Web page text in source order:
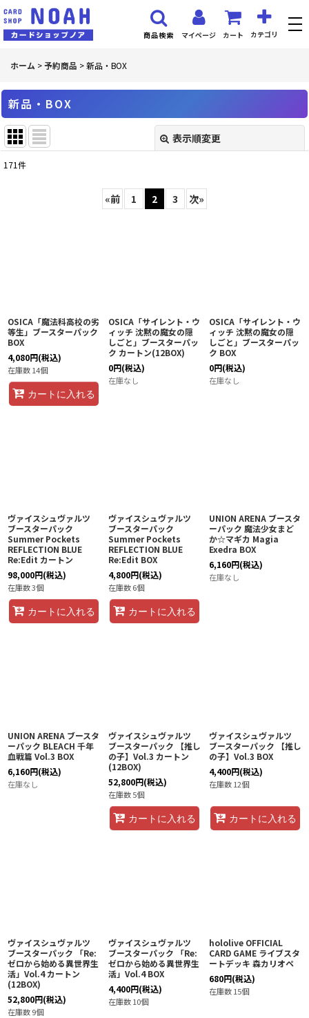
マイページ カート カテゴリ
商品検索
ホーム >予約商品 >新品・BOX
新品・BOX
表示順変更
171件
«前 1 2 3 次»
OSICA「魔法科高校の劣
等生」ブースターパック
BOX
4,080円(税込)
在庫数 14個
カートに入れる
OSICA「サイレント・ウ
ィッチ 沈黙の魔女の隠
しごと」ブースターパッ
ク カートン(12BOX)
0円(税込)
在庫なし
OSICA「サイレント・ウ
ィッチ 沈黙の魔女の隠
しごと」ブースターパッ
ク BOX
0円(税込)
在庫なし
ヴァイスシュヴァルツ
ブースターパック
Summer Pockets
REFLECTION BLUE
Re:Edit カートン
98,000円(税込)
在庫数 3個
カートに入れる
ヴァイスシュヴァルツ
ブースターパック
Summer Pockets
REFLECTION BLUE
Re:Edit BOX
4,800円(税込)
在庫数 6個
カートに入れる
UNION ARENA ブースタ
ーパック 魔法少女まど
か☆マギカ Magia
Exedra BOX
6,160円(税込)
在庫なし
UNION ARENA ブースタ
ーパック BLEACH 千年
血戦篇 Vol.3 BOX
6,160円(税込)
在庫なし
ヴァイスシュヴァルツ
ブースターパック 【推し
の子】Vol.3 カートン
(12BOX)
52,800円(税込)
在庫数 5個
カートに入れる
ヴァイスシュヴァルツ
ブースターパック 【推し
の子】Vol.3 BOX
4,400円(税込)
在庫数 12個
カートに入れる
ヴァイスシュヴァルツ
ブースターパック 「Re:
ゼロから始める異世界生
活」Vol.4 カートン
(12BOX)
52,800円(税込)
在庫数 9個
ヴァイスシュヴァルツ
ブースターパック 「Re:
ゼロから始める異世界生
活」Vol.4 BOX
4,400円(税込)
在庫数 10個
hololive OFFICIAL
CARD GAME ライブスタ
ートデッキ 森カリオペ
680円(税込)
在庫数 15個